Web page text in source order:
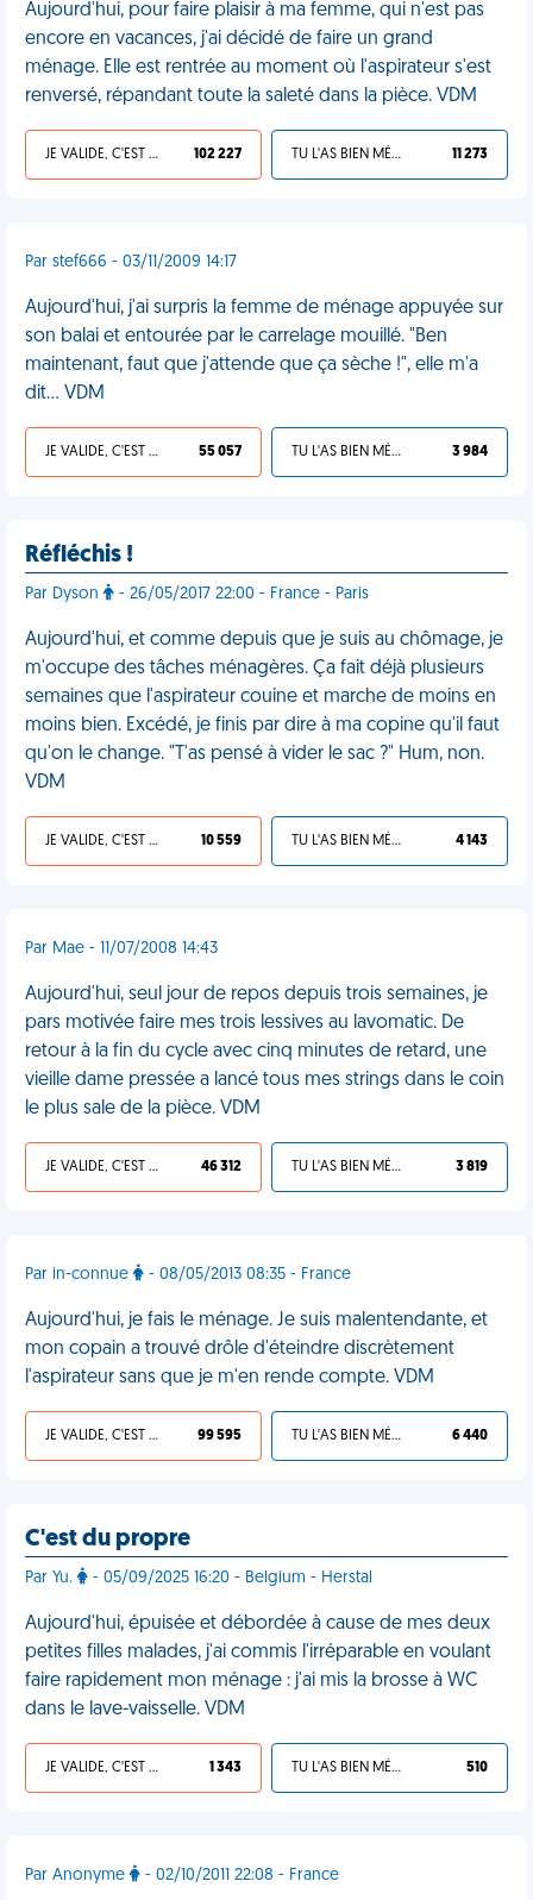
Aujourd'hui, pour faire plaisir à ma femme, qui n'est pas
encore en vacances, j'ai décidé de faire un grand
ménage. Elle est rentrée au moment où l'aspirateur s'est
renversé, répandant toute la saleté dans la pièce. VDM
JE VALIDE, C'EST UNE VDM 102 227 TU L'AS BIEN MÉRITÉ 11 273
Par stef666 - 03/11/2009 14:17
Aujourd'hui, j'ai surpris la femme de ménage appuyée sur
son balai et entourée par le carrelage mouillé. "Ben
maintenant, faut que j'attende que ça sèche !", elle m'a
dit... VDM
JE VALIDE, C'EST UNE VDM 55 057 TU L'AS BIEN MÉRITÉ 3 984
Réfléchis !
Par Dyson - 26/05/2017 22:00 - France - Paris
Aujourd'hui, et comme depuis que je suis au chômage, je
m'occupe des tâches ménagères. Ça fait déjà plusieurs
semaines que l'aspirateur couine et marche de moins en
moins bien. Excédé, je finis par dire à ma copine qu'il faut
qu'on le change. "T'as pensé à vider le sac ?" Hum, non.
VDM
JE VALIDE, C'EST UNE VDM 10 559 TU L'AS BIEN MÉRITÉ 4 143
Par Mae - 11/07/2008 14:43
Aujourd'hui, seul jour de repos depuis trois semaines, je
pars motivée faire mes trois lessives au lavomatic. De
retour à la fin du cycle avec cinq minutes de retard, une
vieille dame pressée a lancé tous mes strings dans le coin
le plus sale de la pièce. VDM
JE VALIDE, C'EST UNE VDM 46 312 TU L'AS BIEN MÉRITÉ 3 819
Par in-connue - 08/05/2013 08:35 - France
Aujourd'hui, je fais le ménage. Je suis malentendante, et
mon copain a trouvé drôle d'éteindre discrètement
l'aspirateur sans que je m'en rende compte. VDM
JE VALIDE, C'EST UNE VDM 99 595 TU L'AS BIEN MÉRITÉ 6 440
C'est du propre
Par Yu. - 05/09/2025 16:20 - Belgium - Herstal
Aujourd'hui, épuisée et débordée à cause de mes deux
petites filles malades, j'ai commis l'irréparable en voulant
faire rapidement mon ménage : j'ai mis la brosse à WC
dans le lave-vaisselle. VDM
JE VALIDE, C'EST UNE VDM 1 343 TU L'AS BIEN MÉRITÉ 510
Par Anonyme - 02/10/2011 22:08 - France